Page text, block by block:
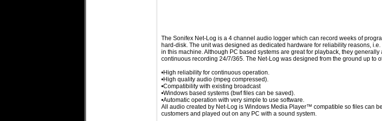
The Sonifex Net-Log is a 4 channel audio logger which can record weeks of
hard-disk. The unit was designed as dedicated hardware for reliability reasons, i.e.
in this machine. Although PC based systems are great for playback, they generally
continuous recording 24/7/365. The Net-Log was designed from the ground up to
•High reliability for continuous operation.
•High quality audio (mpeg compressed).
•Compatibility with existing broadcast
•Windows based systems (bwf files can be saved).
•Automatic operation with very simple to use software.
All audio created by Net-Log is Windows Media Player™ compatible so files can
customers and played out on any PC with a sound system.